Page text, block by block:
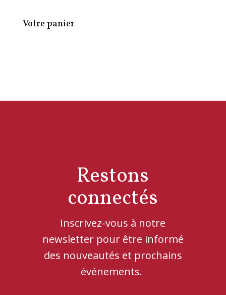
Votre panier
Restons
connectés
Inscrivez-vous à notre
newsletter pour être informé
des nouveautés et prochains
événements.